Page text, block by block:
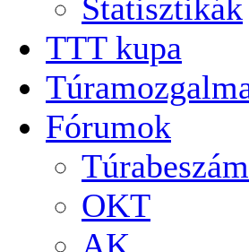
Statisztikák
TTT kupa
Fórumok
OKT